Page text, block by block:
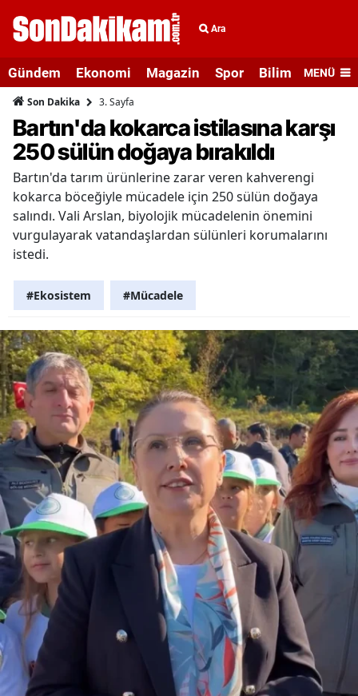
Ara
Gündem Ekonomi Magazin Spor Bilim veMENÜ
Son Dakika 3. Sayfa
Bartın'da kokarca istilasına karşı
250 sülün doğaya bırakıldı
Bartın'da tarım ürünlerine zarar veren kahverengi
kokarca böceğiyle mücadele için 250 sülün doğaya
salındı. Vali Arslan, biyolojik mücadelenin önemini
vurgulayarak vatandaşlardan sülünleri korumalarını
istedi.
#Ekosistem #Mücadele